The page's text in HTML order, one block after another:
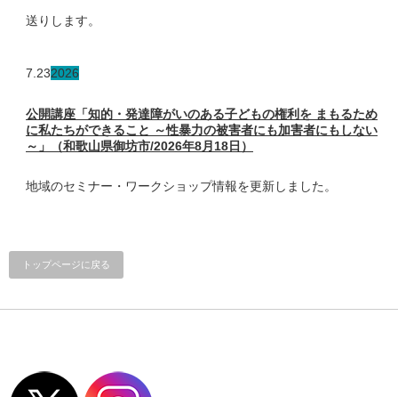
送りします。
7.232026
公開講座「知的・発達障がいのある子どもの権利を まもるため
に私たちができること ～性暴力の被害者にも加害者にもしない
～」（和歌山県御坊市/2026年8月18日）
地域のセミナー・ワークショップ情報を更新しました。
トップページに戻る